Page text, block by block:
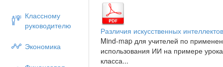
Классному
руководителю
Экономика
Различия искусственных
Mind-map для учителей по
использования ИИ на примере
класса...